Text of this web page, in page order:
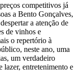
competitivos já
a Bento Gonçalves,
a atenção de
de vinhos e
o repertório à
neste ano, uma
um verdadeiro
lazer, entretenimento e